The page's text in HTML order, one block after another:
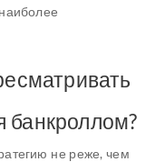
банкроллом?
не реже, чем